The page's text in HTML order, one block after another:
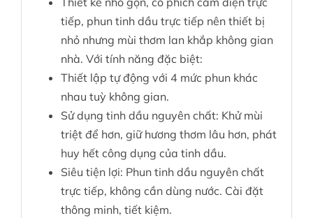
tiếp, phun tinh dầu trực tiếp nên thiết bị
nhỏ nhưng mùi thơm lan khắp không gian
nhà. Với tính năng đặc biệt:
Thiết lập tự động với 4 mức phun khác
nhau tuỳ không gian.
Sử dụng tinh dầu nguyên chất: Khử mùi
triệt để hơn, giữ hương thơm lâu hơn, phát
huy hết công dụng của tinh dầu.
Siêu tiện lợi: Phun tinh dầu nguyên chất
trực tiếp, không cần dùng nước. Cài đặt
thông minh, tiết kiệm.